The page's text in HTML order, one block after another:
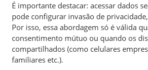
É importante destacar: acessar dados
pode configurar invasão de
Por isso, essa abordagem só é válida
consentimento mútuo ou quando os
compartilhados (como celulares
familiares etc.).